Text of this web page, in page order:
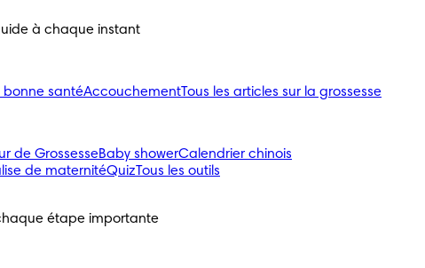
à chaque instant
bonne santéAccouchementTous les articles sur la grossesse
de GrossesseBaby showerCalendrier chinois
de maternitéQuizTous les outils
étape importante